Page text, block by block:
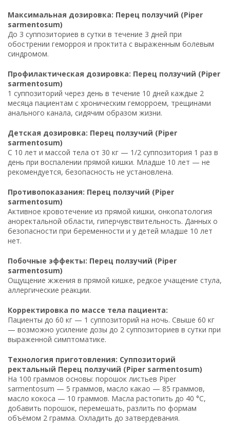
Максимальная дозировка: Перец ползучий (Piper
sarmentosum)
До 3 суппозиториев в сутки в течение 3 дней при
обострении геморроя и проктита с выраженным болевым
синдромом.
Профилактическая дозировка: Перец ползучий (Piper
sarmentosum)
1 суппозиторий через день в течение 10 дней каждые 2
месяца пациентам с хроническим геморроем, трещинами
анального канала, сидячим образом жизни.
Детская дозировка: Перец ползучий (Piper
sarmentosum)
С 10 лет и массой тела от 30 кг — 1/2 суппозитория 1 раз в
день при воспалении прямой кишки. Младше 10 лет — не
рекомендуется, безопасность не установлена.
Противопоказания: Перец ползучий (Piper
sarmentosum)
Активное кровотечение из прямой кишки, онкопатология
аноректальной области, гиперчувствительность. Данных о
безопасности при беременности и у детей младше 10 лет
нет.
Побочные эффекты: Перец ползучий (Piper
sarmentosum)
Ощущение жжения в прямой кишке, редкое учащение стула,
аллергические реакции.
Корректировка по массе тела пациента:
Пациенты до 60 кг — 1 суппозиторий на ночь. Свыше 60 кг
— возможно усиление дозы до 2 суппозиториев в сутки при
выраженной симптоматике.
Технология приготовления: Суппозиторий
ректальный Перец ползучий (Piper sarmentosum)
На 100 граммов основы: порошок листьев Piper
sarmentosum — 5 граммов, масло какао — 85 граммов,
масло кокоса — 10 граммов. Масла растопить до 40 °C,
добавить порошок, перемешать, разлить по формам
объёмом 2 грамма. Охладить до затвердевания.